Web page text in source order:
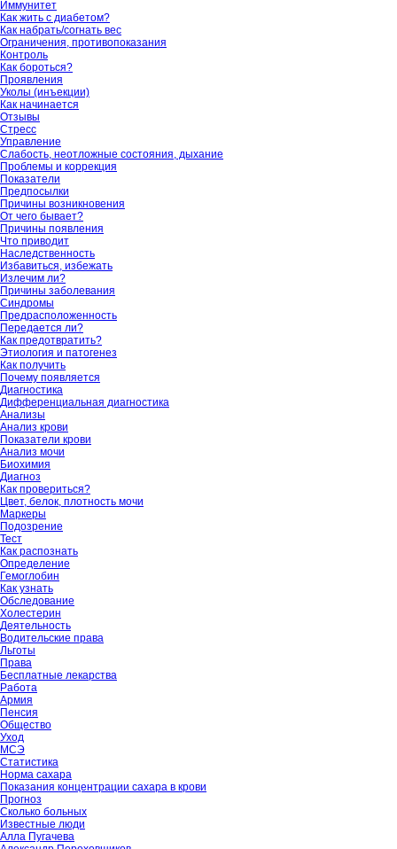
Иммунитет
Как жить с диабетом?
Как набрать/согнать вес
Ограничения, противопоказания
Контроль
Как бороться?
Проявления
Уколы (инъекции)
Как начинается
Отзывы
Стресс
Управление
Слабость, неотложные состояния, дыхание
Проблемы и коррекция
Показатели
Предпосылки
Причины возникновения
От чего бывает?
Причины появления
Что приводит
Наследственность
Избавиться, избежать
Излечим ли?
Причины заболевания
Синдромы
Предрасположенность
Передается ли?
Как предотвратить?
Этиология и патогенез
Как получить
Почему появляется
Диагностика
Дифференциальная диагностика
Анализы
Анализ крови
Показатели крови
Анализ мочи
Биохимия
Диагноз
Как провериться?
Цвет, белок, плотность мочи
Маркеры
Подозрение
Тест
Как распознать
Определение
Гемоглобин
Как узнать
Обследование
Холестерин
Деятельность
Водительские права
Льготы
Права
Бесплатные лекарства
Работа
Армия
Пенсия
Общество
Уход
МСЭ
Статистика
Норма сахара
Показания концентрации сахара в крови
Прогноз
Сколько больных
Известные люди
Алла Пугачева